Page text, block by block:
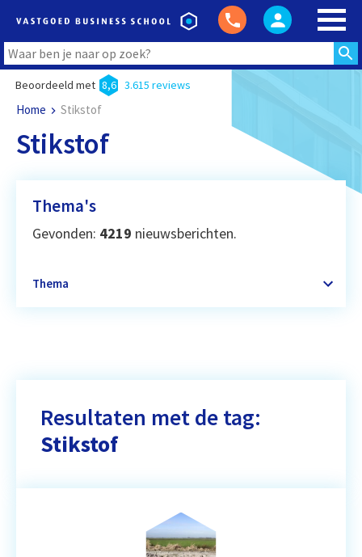
Beoordeeld met 8,6 3.615 reviews
Home Stikstof
Stikstof
Thema's
Gevonden: 4219 nieuwsberichten.
Thema
Resultaten met de tag:
Stikstof